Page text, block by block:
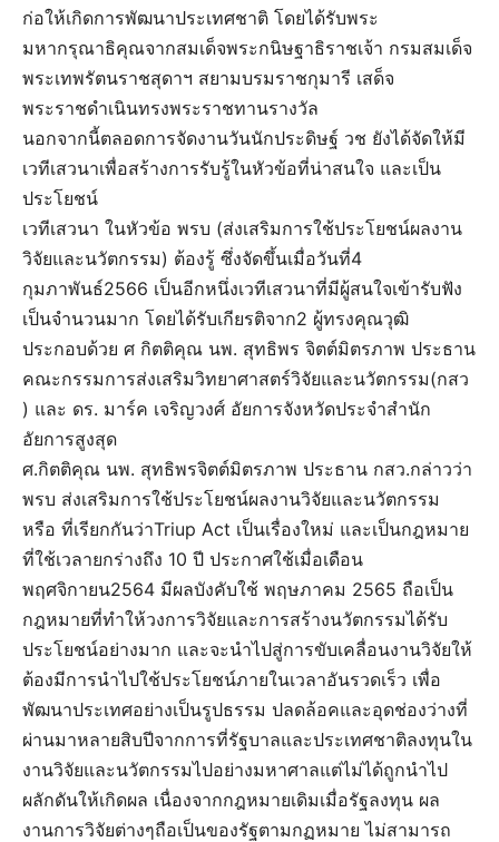
ก่อให้เกิดการพัฒนาประเทศชาติ โดยได้รับพระ
มหากรุณาธิคุณจากสมเด็จพระกนิษฐาธิราชเจ้า กรมสมเด็จ
พระเทพรัตนราชสุดาฯ สยามบรมราชกุมารี เสด็จ
พระราชดำเนินทรงพระราชทานรางวัล
นอกจากนี้ตลอดการจัดงานวันนักประดิษฐ์ วช ยังได้จัดให้มี
เวทีเสวนาเพื่อสร้างการรับรู้ในหัวข้อที่น่าสนใจ และเป็น
ประโยชน์
เวทีเสวนา ในหัวข้อ พรบ (ส่งเสริมการใช้ประโยชน์ผลงาน
วิจัยและนวัตกรรม) ต้องรู้ ซึ่งจัดขึ้นเมื่อวันที่4
กุมภาพันธ์2566 เป็นอีกหนึ่งเวทีเสวนาที่มีผู้สนใจเข้ารับฟัง
เป็นจำนวนมาก โดยได้รับเกียรติจาก2 ผู้ทรงคุณวุฒิ
ประกอบด้วย ศ กิตติคุณ นพ. สุทธิพร จิตต์มิตรภาพ ประธาน
คณะกรรมการส่งเสริมวิทยาศาสตร์วิจัยและนวัตกรรม(กสว
) และ ดร. มาร์ค เจริญวงศ์ อัยการจังหวัดประจำสำนัก
อัยการสูงสุด
ศ.กิตติคุณ นพ. สุทธิพรจิตต์มิตรภาพ ประธาน กสว.กล่าวว่า
พรบ ส่งเสริมการใช้ประโยชน์ผลงานวิจัยและนวัตกรรม
หรือ ที่เรียกกันว่าTriup Act เป็นเรื่องใหม่ และเป็นกฎหมาย
ที่ใช้เวลายกร่างถึง 10 ปี ประกาศใช้เมื่อเดือน
พฤศจิกายน2564 มีผลบังคับใช้ พฤษภาคม 2565 ถือเป็น
กฎหมายที่ทำให้วงการวิจัยและการสร้างนวัตกรรมได้รับ
ประโยชน์อย่างมาก และจะนำไปสู่การขับเคลื่อนงานวิจัยให้
ต้องมีการนำไปใช้ประโยชน์ภายในเวลาอันรวดเร็ว เพื่อ
พัฒนาประเทศอย่างเป็นรูปธรรม ปลดล้อคและอุดช่องว่างที่
ผ่านมาหลายสิบปีจากการที่รัฐบาลและประเทศชาติลงทุนใน
งานวิจัยและนวัตกรรมไปอย่างมหาศาลแต่ไม่ได้ถูกนำไป
ผลักดันให้เกิดผล เนื่องจากกฎหมายเดิมเมื่อรัฐลงทุน ผล
งานการวิจัยต่างๆถือเป็นของรัฐตามกฏหมาย ไม่สามารถ